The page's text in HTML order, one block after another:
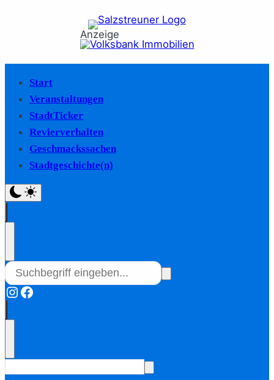
Anzeige
Start
Veranstaltungen
StadtTicker
Revierverhalten
Geschmackssachen
Stadtgeschichte(n)
Instagram
Facebook